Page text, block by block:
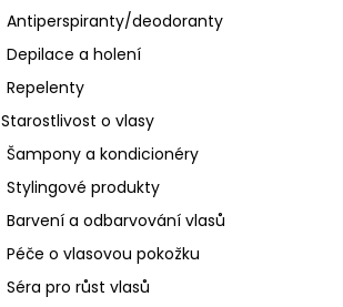
Antiperspiranty/deodoranty
Depilace a holení
Repelenty
Starostlivost o vlasy
Šampony a kondicionéry
Stylingové produkty
Barvení a odbarvování vlasů
Péče o vlasovou pokožku
Séra pro růst vlasů